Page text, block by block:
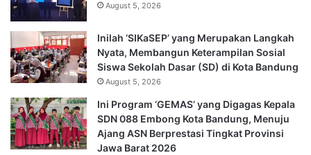
August 5, 2026
Inilah ‘SIKaSEP’ yang Merupakan Langkah
Nyata, Membangun Keterampilan Sosial
Siswa Sekolah Dasar (SD) di Kota Bandung
August 5, 2026
Ini Program ‘GEMAS’ yang Digagas Kepala
SDN 088 Embong Kota Bandung, Menuju
Ajang ASN Berprestasi Tingkat Provinsi
Jawa Barat 2026